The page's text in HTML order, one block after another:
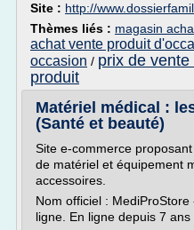
Site : http://
Thèmes liés : magasin
achat vente produit
occasion / prix de
produit
Matériel médical :
(Santé et beauté)
Site e-commerce
de matériel et équipement
accessoires.
Nom officiel :
ligne. En ligne depuis 7 ans